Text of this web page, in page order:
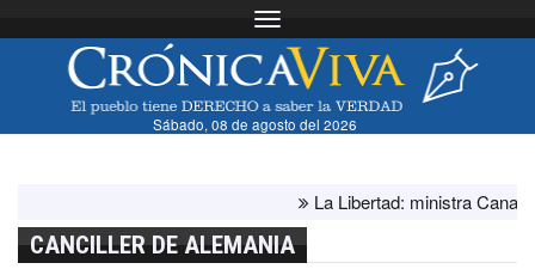
Toggle navigation
Sábado, 08 de agosto del 2026
La Libertad: ministra Canales
CANCILLER DE ALEMANIA